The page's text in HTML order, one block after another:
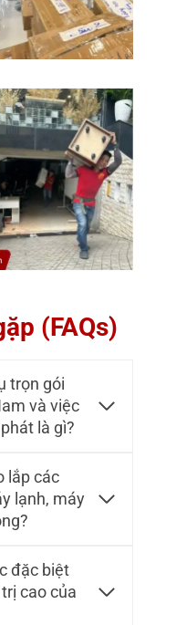
(FAQs)
trọn gói
và việc
là gì?
lắp các
lạnh, máy
đặc biệt
cao của